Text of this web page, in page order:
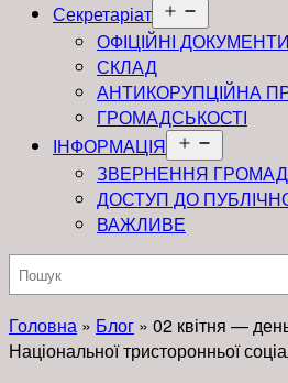
Секретаріат
меню
ОФІЦІЙНІ ДОКУМЕНТИ
СКЛАД
АНТИКОРУПЦІЙНА
ГРОМАДСЬКОСТІ
ІНФОРМАЦІЯ
меню
ЗВЕРНЕННЯ
ДОСТУП ДО
ВАЖЛИВЕ
Пошук
Головна » Блог » 02 квітня —
Національної тристоронньої